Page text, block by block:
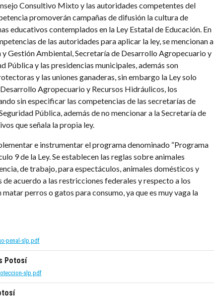
Consultivo Mixto y las autoridades competentes del
promoverán campañas de difusión la cultura de
educativos contemplados en la Ley Estatal de Educación. En
de las autoridades para aplicar la ley, se mencionan a
y Gestión Ambiental, Secretaría de Desarrollo Agropecuario y
Pública y las presidencias municipales, además son
y las uniones ganaderas, sin embargo la Ley solo
Agropecuario y Recursos Hidráulicos, los
sin especificar las competencias de las secretarías de
Pública, además de no mencionar a la Secretaría de
que señala la propia ley.
e instrumentar el programa denominado “Programa
9 de la Ley. Se establecen las reglas sobre animales
de trabajo, para espectáculos, animales domésticos y
acuerdo a las restricciones federales y respecto a los
perros o gatos para consumo, ya que es muy vaga la
penal-slp.pdf
Potosí
slp.pdf